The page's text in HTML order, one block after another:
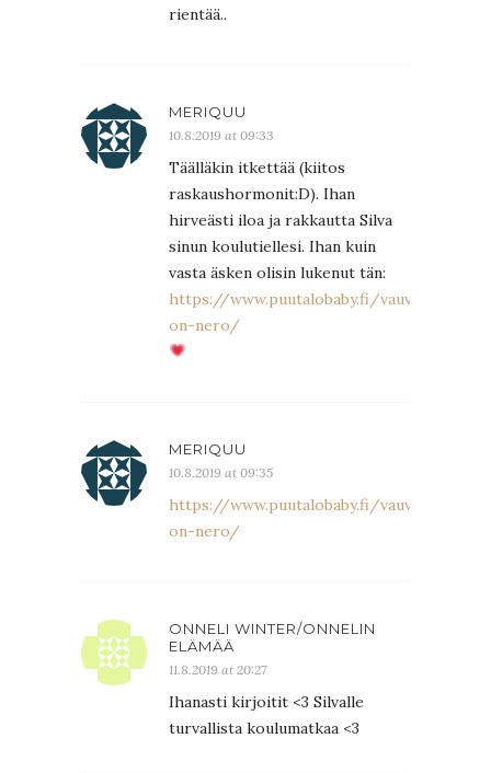
rientää..
MERIQUU
10.8.2019 at 09:33
Täälläkin itkettää (kiitos
raskaushormonit:D). Ihan
hirveästi iloa ja rakkautta Silva
sinun koulutiellesi. Ihan kuin
vasta äsken olisin lukenut tän:
https://www.puutalobaby.fi/vauvani-
on-nero/
MERIQUU
10.8.2019 at 09:35
https://www.puutalobaby.fi/vauvani-
on-nero/
ONNELI WINTER/ONNELIN
ELÄMÄÄ
11.8.2019 at 20:27
Ihanasti kirjoitit <3 Silvalle
turvallista koulumatkaa <3